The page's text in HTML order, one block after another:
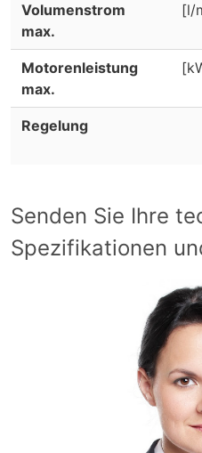
Volumenstrom
max.
[l/
Motorenleistung
max.
Regelung
Senden Sie Ihre
Spezifikationen